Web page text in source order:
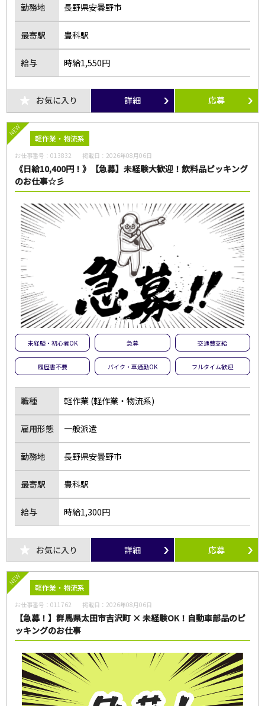
勤務地 長野県安曇野市
最寄駅 豊科駅
給与 時給1,550円
お気に入り 詳細 応募
NEW
軽作業・物流系
お仕事番号：013832 掲載日： 2026年08月06日
《日給10,400円！》【急募】未経験大歓迎！飲料品ピッキング
のお仕事☆彡
未経験・初心者OK 急募 交通費支給
履歴書不要 バイク・車通勤OK フルタイム歓迎
職種 軽作業 (軽作業・物流系)
雇用形態 一般派遣
勤務地 長野県安曇野市
最寄駅 豊科駅
給与 時給1,300円
お気に入り 詳細 応募
NEW
軽作業・物流系
お仕事番号：011762 掲載日： 2026年08月06日
【急募！】群馬県太田市吉沢町 × 未経験OK！自動車部品のピ
ッキングのお仕事